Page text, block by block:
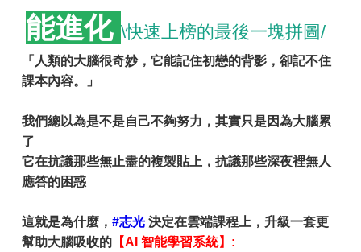
能進化 \快速上榜的最後一塊拼圖/
「人類的大腦很奇妙，它能記住初戀的背影，卻記不住
課本內容。」
我們總以為是不是自己不夠努力，其實只是因為大腦累
了
它在抗議那些無止盡的複製貼上，抗議那些深夜裡無人
應答的困惑
這就是為什麼， #志光決定在雲端課程上，升級一套更
幫助大腦吸收的【AI 智能學習系統】: